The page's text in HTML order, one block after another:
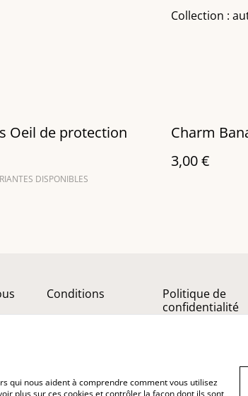
Collection :
Oeil de protection
DISPONIBLES
Charm
3,00 €
Conditions
Politique de
confidentialité
qui nous aident à comprendre comment vous utilisez
plus sur ces cookies et contrôler la façon dont ils sont